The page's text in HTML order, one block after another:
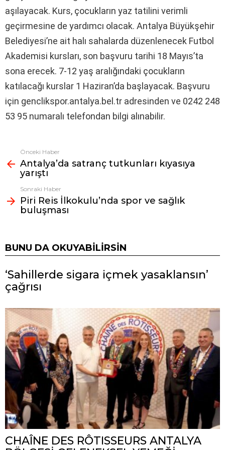
aşılayacak. Kurs, çocukların yaz tatilini verimli
geçirmesine de yardımcı olacak. Antalya Büyükşehir
Belediyesi’ne ait halı sahalarda düzenlenecek Futbol
Akademisi kursları, son başvuru tarihi 18 Mayıs’ta
sona erecek. 7-12 yaş aralığındaki çocukların
katılacağı kurslar 1 Haziran’da başlayacak. Başvuru
için genclikspor.antalya.bel.tr adresinden ve 0242 248
53 95 numaralı telefondan bilgi alınabilir.
Fazlasına
bak
Önceki Haber
Antalya’da satranç tutkunları kıyasıya
yarıştı
Sonraki Haber
Piri Reis İlkokulu’nda spor ve sağlık
buluşması
BUNU DA OKUYABILIRSIN
‘Sahillerde sigara içmek yasaklansın’
çağrısı
CHAÎNE DES RÔTISSEURS ANTALYA